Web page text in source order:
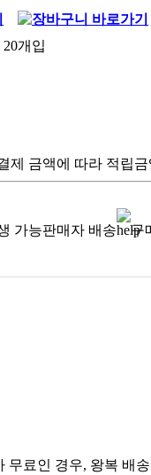
개입
제 금액에 따라 적립
가능판매자 배송 구
무료인 경우, 왕복 배